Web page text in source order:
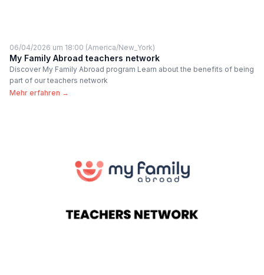
06/04/2026 um 18:00 (America/New_York)
My Family Abroad teachers network
Discover My Family Abroad program Learn about the benefits of being
part of our teachers network
Mehr erfahren →